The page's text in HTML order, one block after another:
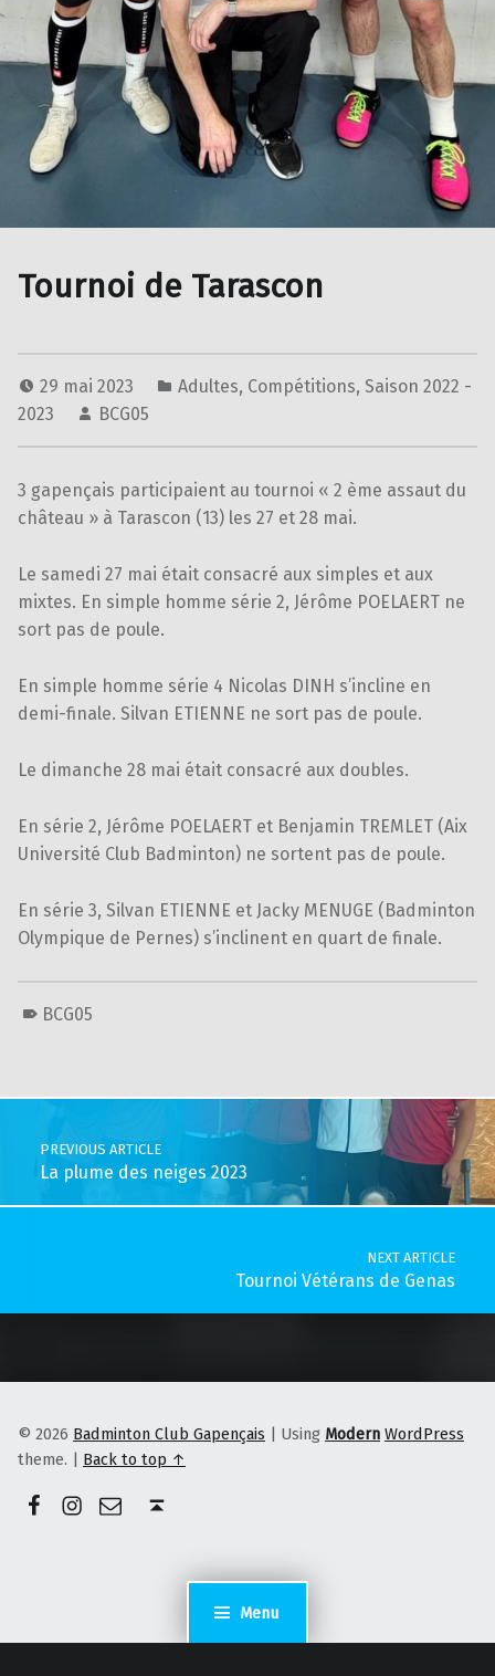
Menu
Tournoi de Tarascon
29 mai 2023 Adultes, Compétitions, Saison 2022 -
2023
BCG05
3 gapençais participaient au tournoi « 2 ème assaut du
château » à Tarascon (13) les 27 et 28 mai.
Le samedi 27 mai était consacré aux simples et aux
mixtes. En simple homme série 2, Jérôme POELAERT ne
sort pas de poule.
En simple homme série 4 Nicolas DINH s’incline en
demi-finale. Silvan ETIENNE ne sort pas de poule.
Le dimanche 28 mai était consacré aux doubles.
En série 2, Jérôme POELAERT et Benjamin TREMLET (Aix
Université Club Badminton) ne sortent pas de poule.
En série 3, Silvan ETIENNE et Jacky MENUGE (Badminton
Olympique de Pernes) s’inclinent en quart de finale.
BCG05
Post navigation
PREVIOUS ARTICLE
La plume des neiges 2023
NEXT ARTICLE
Tournoi Vétérans de Genas
© 2026 Badminton Club Gapençais Using Modern WordPress
theme.
Back to top ↑